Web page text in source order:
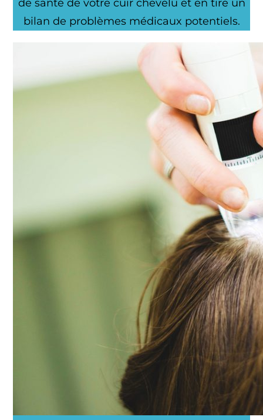
de santé de votre cuir chevelu et en tire un
bilan de problèmes médicaux potentiels.